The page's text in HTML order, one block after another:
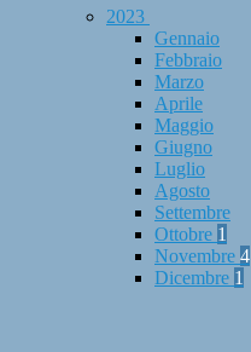
2023
Gennaio
Febbraio
Marzo
Aprile
Maggio
Giugno
Luglio
Agosto
Settembre
Ottobre 1
Novembre 4
Dicembre 1